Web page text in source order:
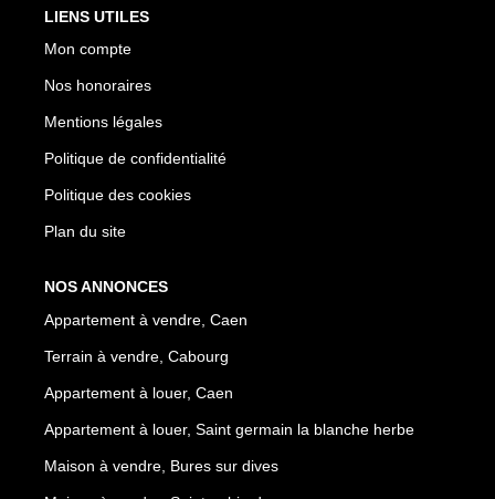
LIENS UTILES
Mon compte
Nos honoraires
Mentions légales
Politique de confidentialité
Politique des cookies
Plan du site
NOS ANNONCES
Appartement à vendre, Caen
Terrain à vendre, Cabourg
Appartement à louer, Caen
Appartement à louer, Saint germain la blanche herbe
Maison à vendre, Bures sur dives